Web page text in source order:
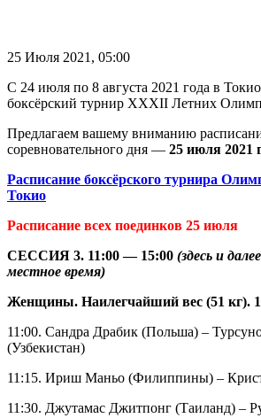
25 Июля 2021, 05:00
С 24 июля по 8 августа 2021 года в
боксёрский турнир XXXII Летних
Предлагаем вашему вниманию
соревновательного дня — 25 июля 2021
Расписание боксёрского турнира
Токио
Расписание всех поединков 25 июля
СЕССИЯ 3. 11:00 — 15:00 (здесь и
местное время)
Женщины. Наилегчайший вес (51 кг).
11:00. Сандра Драбик (Польша) –
(Узбекистан)
11:15. Ириш Маньо (Филиппины) –
11:30. Джутамас Джитпонг (Таиланд) –